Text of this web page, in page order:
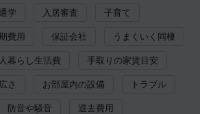
学 入居審査 子育て
費用 保証会社 うまくいく同棲
暮らし生活費 手取りの家賃目安
さ お部屋内の設備 トラブル
防音や騒音 退去費用